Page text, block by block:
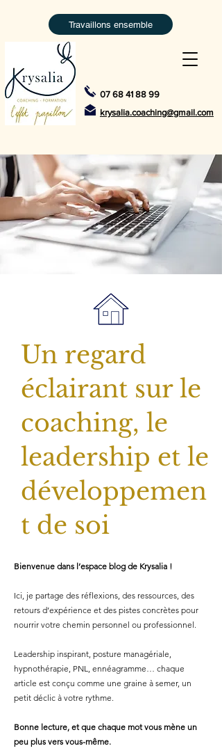
Travaillons ensemble
07 68 41 88 99
krysalia.coaching@gmail.com
Un regard
éclairant sur le
coaching, le
leadership et le
développemen
t de soi
Bienvenue dans l’espace blog de Krysalia !
Ici, je partage des réflexions, des ressources, des
retours d’expérience et des pistes concrètes pour
nourrir votre chemin personnel ou professionnel.
Leadership inspirant, posture managériale,
hypnothérapie, PNL, ennéagramme… chaque
article est conçu comme une graine à semer, un
petit déclic à votre rythme.
Bonne lecture, et que chaque mot vous mène un
peu plus vers vous-même.